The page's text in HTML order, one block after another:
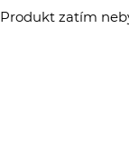
Produkt zatím